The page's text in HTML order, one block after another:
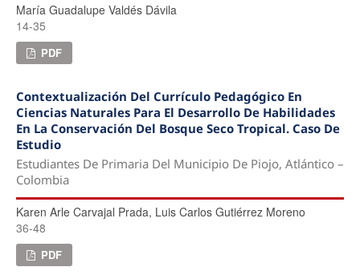
María Guadalupe Valdés Dávila
14-35
PDF
Contextualización Del Currículo Pedagógico En
Ciencias Naturales Para El Desarrollo De Habilidades
En La Conservación Del Bosque Seco Tropical. Caso De
Estudio
Estudiantes De Primaria Del Municipio De Piojo, Atlántico –
Colombia
Karen Arle Carvajal Prada, Luis Carlos Gutiérrez Moreno
36-48
PDF